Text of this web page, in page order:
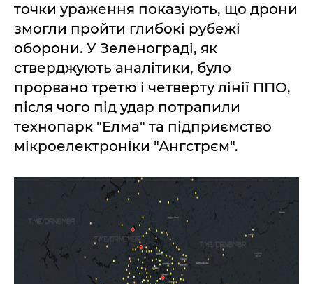
точки ураження показують, що дрони
змогли пройти глибокі рубежі
оборони. У Зеленограді, як
стверджують аналітики, було
прорвано третю і четверту лінії ППО,
після чого під удар потрапили
технопарк "Елма" та підприємство
мікроелектроніки "Ангстрєм".